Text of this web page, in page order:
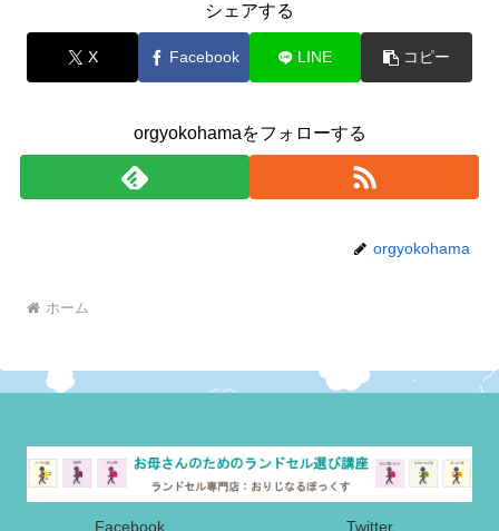
シェアする
X Facebook LINE コピー
orgyokohamaをフォローする
orgyokohama
ホーム
Facebook Twitter